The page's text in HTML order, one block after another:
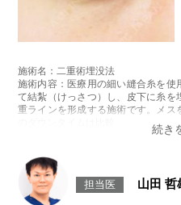
施術名：二重術埋没法
施術内容：医療用の細い縫合糸を使
て結紮（けっさつ）し、皮下に糸
重ラインを形成する施術です。メ
のダウンタイムは比較的少なく、自
後一時的に生じることがございます
で落ち着いていきますが、個人差
右差、重瞼ラインの消失・乱れ、
とがございます。
担当医 山田 哲